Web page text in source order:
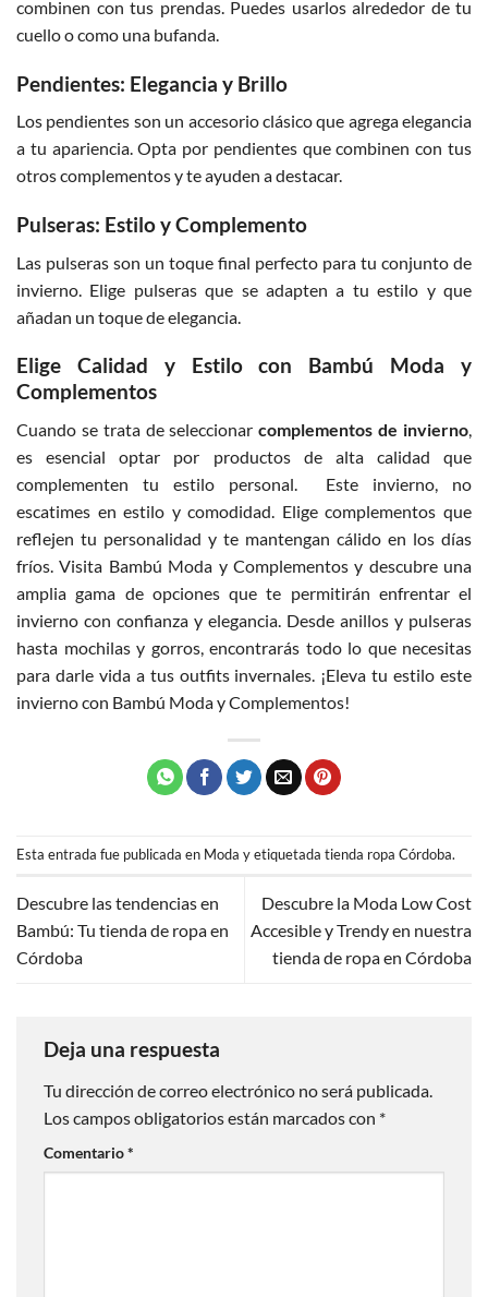
combinen con tus prendas. Puedes usarlos alrededor de tu
cuello o como una bufanda.
Pendientes: Elegancia y Brillo
Los pendientes son un accesorio clásico que agrega elegancia
a tu apariencia. Opta por pendientes que combinen con tus
otros complementos y te ayuden a destacar.
Pulseras: Estilo y Complemento
Las pulseras son un toque final perfecto para tu conjunto de
invierno. Elige pulseras que se adapten a tu estilo y que
añadan un toque de elegancia.
Elige Calidad y Estilo con Bambú Moda y
Complementos
Cuando se trata de seleccionarcomplementos de invierno,
es esencial optar por productos de alta calidad que
complementen tu estilo personal. Este invierno, no
escatimes en estilo y comodidad. Elige complementos que
reflejen tu personalidad y te mantengan cálido en los días
fríos. Visita Bambú Moda y Complementosy descubre una
amplia gama de opciones que te permitirán enfrentar el
invierno con confianza y elegancia. Desde anillos y pulseras
hasta mochilas y gorros, encontrarás todo lo que necesitas
para darle vida a tus outfits invernales. ¡Eleva tu estilo este
invierno con Bambú Moda y Complementos!
Esta entrada fue publicada en Moda y etiquetada tienda ropa Córdoba.
Descubre las tendencias en
Bambú: Tu tienda de ropa en
Córdoba
Descubre la Moda Low Cost
Accesible y Trendy en nuestra
tienda de ropa en Córdoba
Deja una respuesta
Tu dirección de correo electrónico no será publicada.
Los campos obligatorios están marcados con *
Comentario*